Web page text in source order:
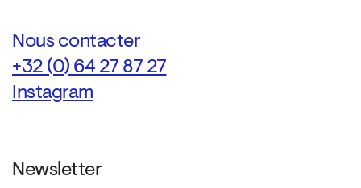
Nous contacter
+32 (0) 64 27 87 27
Instagram
Newsletter